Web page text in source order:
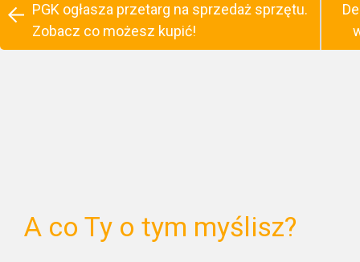
PGK ogłasza przetarg na sprzedaż sprzętu.
Zobacz co możesz kupić!
A co Ty o tym myślisz?